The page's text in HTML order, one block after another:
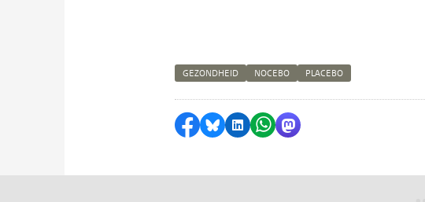
GEZONDHEID NOCEBO PLACEBO
Delen op Facebook
Delen via Bluesky
Delen op LinkedIn
Delen via WhatsApp
Delen via Mastodon